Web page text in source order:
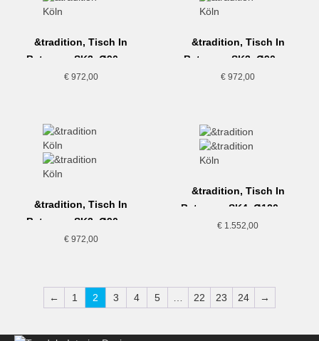
&tradition, Tisch In
Between, SK3, Ø90cm,
Eiche geräuchert
€972,00
&tradition, Tisch In
Between, SK3, Ø90cm,
Eiche natur
€ 972,00
&tradition, Tisch In
Between, SK3, Ø90cm,
Eiche schwarz
€972,00
&tradition, Tisch In
Between, SK4, Ø120cm,
Eiche geräuchert
€ 1.552,00
← 1 2 3 4 5 22 23 24 →